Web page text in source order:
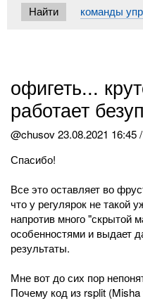
команды
офигеть...
работает
@chusov23.08.2021 16:45
Спасибо!
Все это оставляет во
что у регулярок не такой
напротив много "скрытой
особенностями и выдает
результаты.
Мне вот до сих пор
Почему код из rsplit